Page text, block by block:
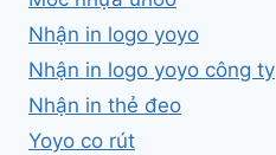
Nhận in logo yoyo
Nhận in logo yoyo công ty
Nhận in thẻ đeo
Yoyo co rút